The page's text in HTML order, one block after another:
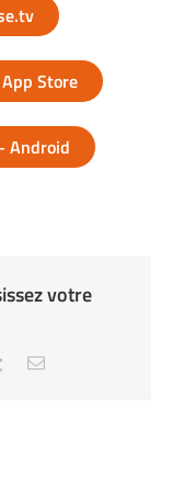
Store
Android
votre
TumblrEmail